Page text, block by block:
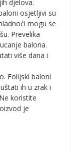
djelova.
osjetljivi su
mogu se
Prevelika
balona.
više dana i
Folijski baloni
ih u zrak i
koristite
je